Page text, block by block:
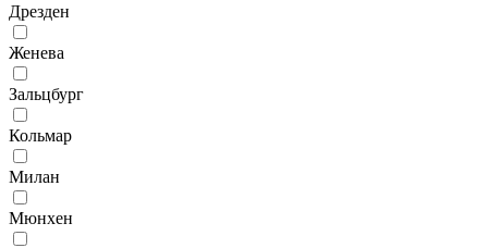
Дрезден
Женева
Зальцбург
Кольмар
Милан
Мюнхен